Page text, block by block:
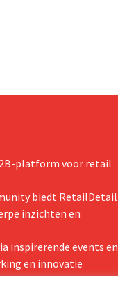
platform voor retail
biedt RetailDetail
inzichten en
inspirerende events en
en innovatie